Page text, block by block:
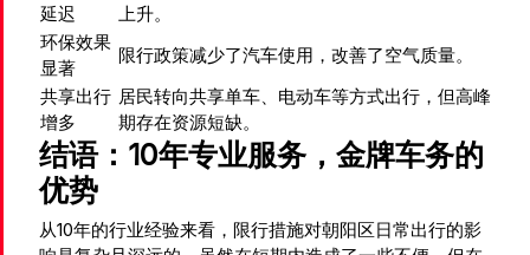
延迟
上升。
环保效果
显著
限行政策减少了汽车使用，改善了空气质量。
共享出行
增多
居民转向共享单车、电动车等方式出行，但高峰
期存在资源短缺。
结语：10年专业服务，金牌车务的
优势
从10年的行业经验来看，限行措施对朝阳区日常出行的影